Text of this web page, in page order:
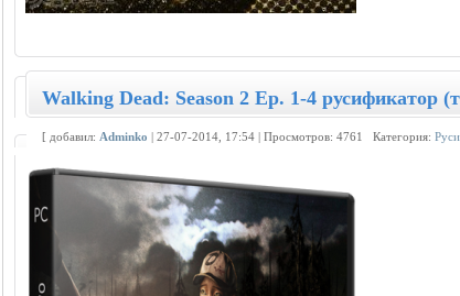
Walking Dead: Season 2 Ep. 1-4 русификатор
[ добавил: Adminko | 27-07-2014, 17:54 | Просмотров: 4761 Категория: